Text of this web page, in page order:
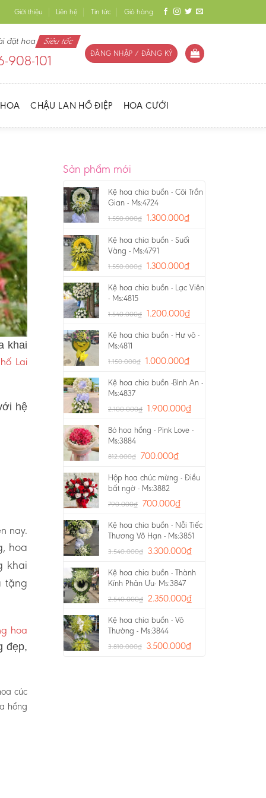
Giới thiệu Liên hệ Tin tức Giỏ hàng
đặt hoa Siêu tốc
908-101 ĐĂNG NHẬP / ĐĂNG KÝ
CHẬU LAN HỒ ĐIỆP HOA CƯỚI
khai
Lai
hệ
nay.
hoa
khai
tặng
hoa
đẹp,
cúc
hồng
Sản phẩm mới
Kệ hoa chia buồn - Cõi Trần
Gian - Ms:4724
1.550.000₫ 1.300.000₫
Kệ hoa chia buồn - Suối
Vàng - Ms:4791
1.550.000₫ 1.300.000₫
Kệ hoa chia buồn - Lạc Viên
- Ms:4815
1.540.000₫ 1.200.000₫
Kệ hoa chia buồn - Hư vô -
Ms:4811
1.150.000₫ 1.000.000₫
Kệ hoa chia buồn -Bình An -
Ms:4837
2.100.000₫ 1.900.000₫
Bó hoa hồng - Pink Love -
Ms:3884
812.000₫ 700.000₫
Hộp hoa chúc mừng - Điều
bất ngờ - Ms:3882
790.000₫ 700.000₫
Kệ hoa chia buồn - Nỗi Tiếc
Thương Vô Hạn - Ms:3851
3.540.000₫ 3.300.000₫
Kệ hoa chia buồn - Thành
Kính Phân Ưu- Ms:3847
2.540.000₫ 2.350.000₫
Kệ hoa chia buồn - Vô
Thường - Ms:3844
3.810.000₫ 3.500.000₫